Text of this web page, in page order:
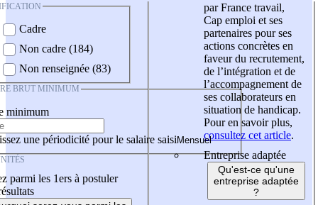
Cadre
Non cadre (184)
Non renseignée (83)
BRUT MINIMUM
minimum
une périodicité pour le salaire saisi
parmi les 1ers à postuler
par France travail,
Cap emploi et ses
partenaires pour ses
actions concrètes en
faveur du recrutement,
de l’intégration et de
l’accompagnement de
ses collaborateurs en
situation de handicap.
Pour en savoir plus,
consultez cet article.
Entreprise adaptée
Qu'est-ce qu'une
entreprise adaptée
?